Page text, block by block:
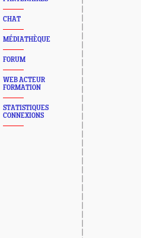
CHAT
MÉDIATHÈQUE
FORUM
WEB ACTEUR
FORMATION
STATISTIQUES
CONNEXIONS